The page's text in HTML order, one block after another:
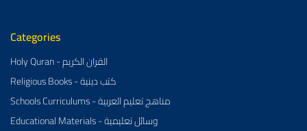
Categories
Holy Quran - القران الكريم
Religious Books - كتب دينية
Schools Curriculums - مناهج تعليم العربية
Educational Materials - وسائل تعليمية